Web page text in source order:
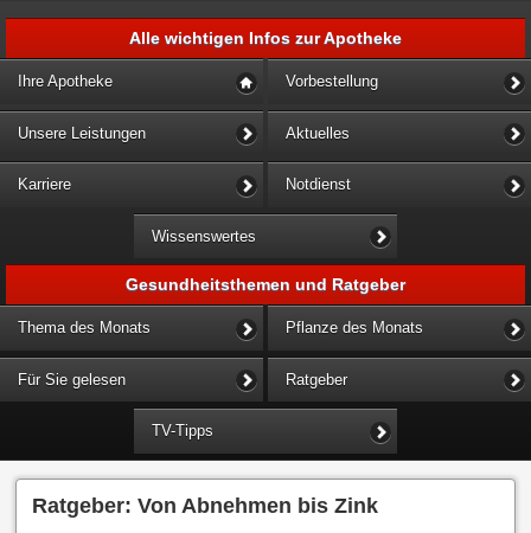
Alle wichtigen Infos zur Apotheke
Ihre Apotheke Vorbestellung
Unsere Leistungen Aktuelles
Karriere Notdienst
Wissenswertes
Gesundheitsthemen und Ratgeber
Thema des Monats Pflanze des Monats
Für Sie gelesen Ratgeber
TV-Tipps
Ratgeber: Von Abnehmen bis Zink